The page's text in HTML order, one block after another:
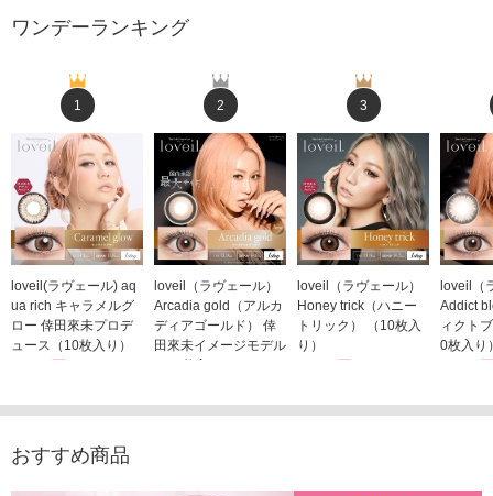
ワンデーランキング
1
loveil(ラヴェール) aq
ua rich キャラメルグ
ロー 倖田來未プロデ
ュース（10枚入り）
2
loveil（ラヴェール）
Arcadia gold（アルカ
ディアゴールド） 倖
田來未イメージモデル
（10枚入り）
3
loveil（ラヴェール）
Honey trick（ハニー
トリック） （10枚入
り）
loveil（
Addict
ィクト
0枚入り
おすすめ商品